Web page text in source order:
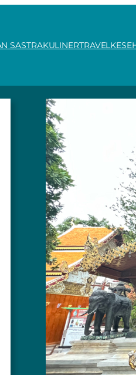
SASTRAKULINERTRAVEL